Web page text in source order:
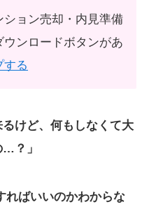
ョン売却・内見準備
ンロードボタンがあ
る
るけど、何もしなくて大
？」
ればいいのかわからな